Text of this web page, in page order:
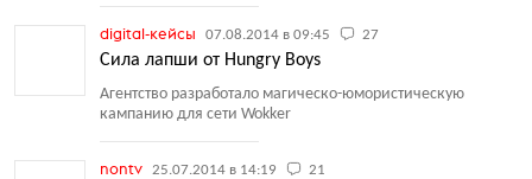
digital-кейсы 07.08.2014 в 09:45 27
Сила лапши от Hungry Boys
Агентство разработало магическо-юмористическую
кампанию для сети Wokker
nontv 25.07.2014 в 14:19 21